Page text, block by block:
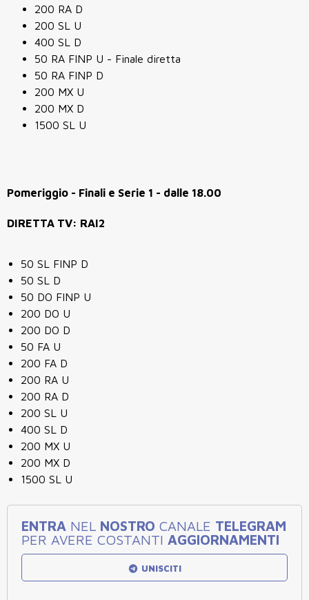
200 RA D
200 SL U
400 SL D
50 RA FINP U - Finale diretta
50 RA FINP D
200 MX U
200 MX D
1500 SL U
Pomeriggio - Finali e Serie 1 - dalle 18.00
DIRETTA TV: RAI2
50 SL FINP D
50 SL D
50 DO FINP U
200 DO U
200 DO D
50 FA U
200 FA D
200 RA U
200 RA D
200 SL U
400 SL D
200 MX U
200 MX D
1500 SL U
ENTRA NEL NOSTRO CANALE TELEGRAM
PER AVERE COSTANTI AGGIORNAMENTI
UNISCITI